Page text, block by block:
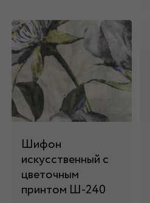
Шифон
искусственный с
цветочным
принтом Ш-240